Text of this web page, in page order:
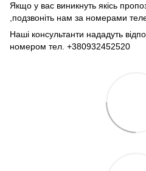
Якщо у вас виникнуть якісь
,подзвоніть нам за номерами
Наші консультанти нададуть
номером тел. +380932452520